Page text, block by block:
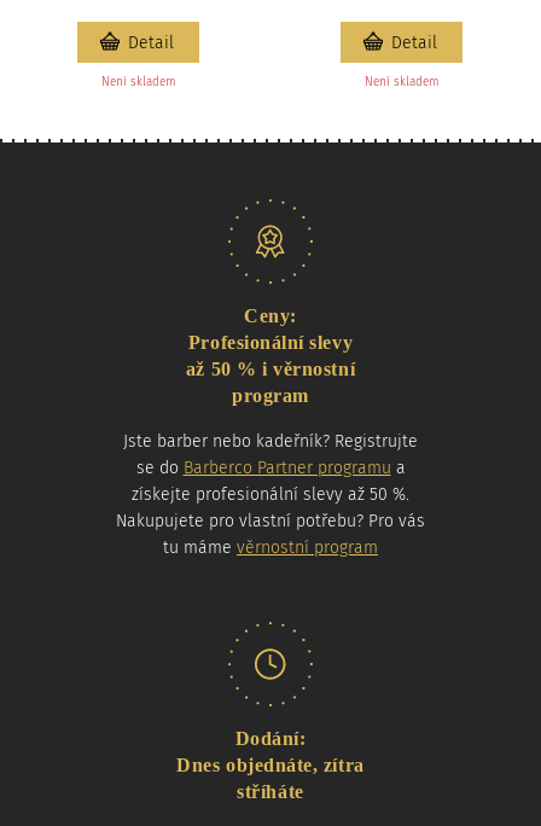
Není skladem
Detail
Není skladem
Detail
Ceny:
Profesionální slevy
až 50 % i věrnostní
program
Jste barber nebo kadeřník? Registrujte
se do Barberco Partner programu a
získejte profesionální slevy až 50 %.
Nakupujete pro vlastní potřebu? Pro vás
tu máme věrnostní program
Dodání:
Dnes objednáte, zítra
stříháte